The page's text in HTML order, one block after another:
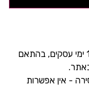
1. החברה תדאג לאספקת המוצר ללקוח'ה, עד 14 ימי עסקים, בהתאם
- אין אפשרות